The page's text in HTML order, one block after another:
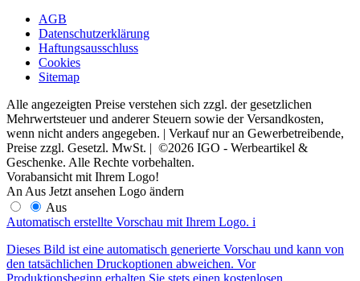
AGB
Datenschutzerklärung
Haftungsausschluss
Cookies
Sitemap
Alle angezeigten Preise verstehen sich zzgl. der gesetzlichen
Mehrwertsteuer und anderer Steuern sowie der Versandkosten,
wenn nicht anders angegeben. | Verkauf nur an Gewerbetreibende,
Preise zzgl. Gesetzl. MwSt. | ©2026 IGO - Werbeartikel &
Geschenke. Alle Rechte vorbehalten.
Vorabansicht mit Ihrem Logo!
An Aus Jetzt ansehen Logo ändern
Aus
Automatisch erstellte Vorschau mit Ihrem Logo. i
Dieses Bild ist eine automatisch generierte Vorschau und kann von
den tatsächlichen Druckoptionen abweichen. Vor
Produktionsbeginn erhalten Sie stets einen kostenlosen